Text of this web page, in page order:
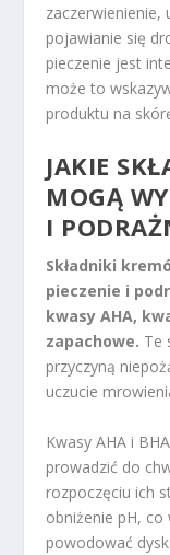
zaczerwienienie,
pojawianie się
pieczenie jest
może to
produktu na
JAKIE
MOGĄ
I
Składniki
pieczenie i
kwasy AHA,
zapachowe. Te
przyczyną
uczucie
Kwasy AHA i
prowadzić do
rozpoczęciu ich
obniżenie pH,
powodować